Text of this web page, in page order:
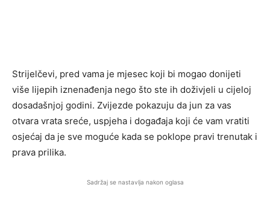
Strijelčevi, pred vama je mjesec koji bi mogao donijeti
više lijepih iznenađenja nego što ste ih doživjeli u cijeloj
dosadašnjoj godini. Zvijezde pokazuju da jun za vas
otvara vrata sreće, uspjeha i događaja koji će vam vratiti
osjećaj da je sve moguće kada se poklope pravi trenutak i
prava prilika.
Sadržaj se nastavlja nakon oglasa